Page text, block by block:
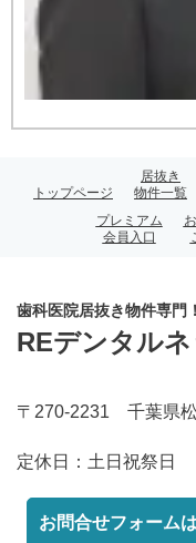
トップページ
居抜き
物件一覧
プレミアム
会員入口
歯科医院居抜き物件専門
REデンタルネ
〒270-2231 千葉県
定休日： 土日祝祭日
お問合せフォーム